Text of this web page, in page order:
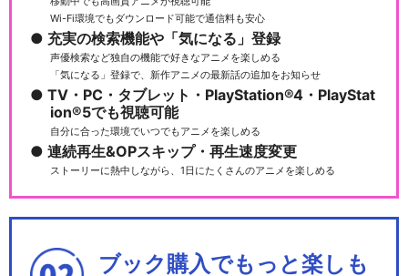
Wi-Fi環境でもダウンロード可能で通信料も安心
充実の検索機能や「気になる」登録
声優検索など独自の機能で好きなアニメを楽しめる
「気になる」登録で、新作アニメの最新話の追加をお知らせ
TV・PC・タブレット・PlayStation®4・PlayStat
ion®5でも視聴可能
自分に合った環境でいつでもアニメを楽しめる
連続再生&OPスキップ・再生速度変更
ストーリーに熱中しながら、1日にたくさんのアニメを楽しめる
ブック購入でもっと楽しも